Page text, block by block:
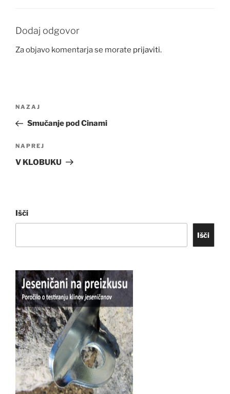
Dodaj odgovor
Za objavo komentarja se morate prijaviti.
Prejšnji
prispevek
NAZAJ
Smučanje pod Cinami
Naslednji
prispevek
NAPREJ
V KLOBUKU
Išči
Išči